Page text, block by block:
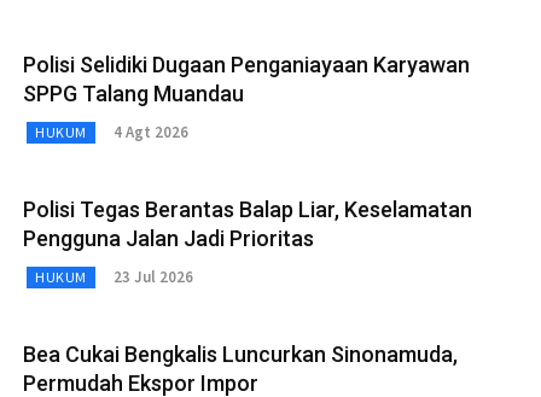
Polisi Selidiki Dugaan Penganiayaan Karyawan
SPPG Talang Muandau
HUKUM 4 Agt 2026
Polisi Tegas Berantas Balap Liar, Keselamatan
Pengguna Jalan Jadi Prioritas
HUKUM 23 Jul 2026
Bea Cukai Bengkalis Luncurkan Sinonamuda,
Permudah Ekspor Impor